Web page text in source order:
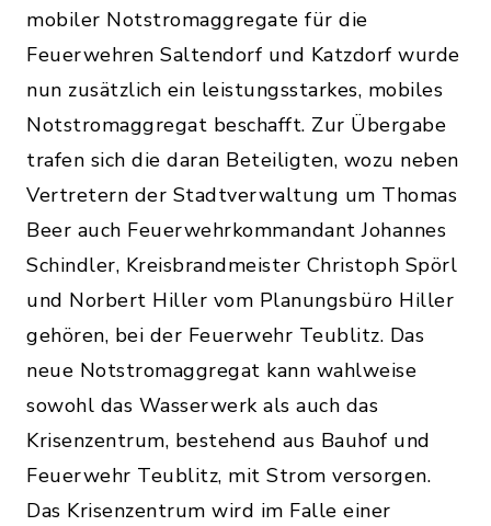
mobiler Notstromaggregate für die
Feuerwehren Saltendorf und Katzdorf wurde
nun zusätzlich ein leistungsstarkes, mobiles
Notstromaggregat beschafft. Zur Übergabe
trafen sich die daran Beteiligten, wozu neben
Vertretern der Stadtverwaltung um Thomas
Beer auch Feuerwehrkommandant Johannes
Schindler, Kreisbrandmeister Christoph Spörl
und Norbert Hiller vom Planungsbüro Hiller
gehören, bei der Feuerwehr Teublitz. Das
neue Notstromaggregat kann wahlweise
sowohl das Wasserwerk als auch das
Krisenzentrum, bestehend aus Bauhof und
Feuerwehr Teublitz, mit Strom versorgen.
Das Krisenzentrum wird im Falle einer